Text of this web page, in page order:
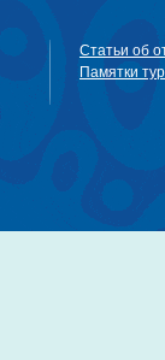
Статьи об
Памятки